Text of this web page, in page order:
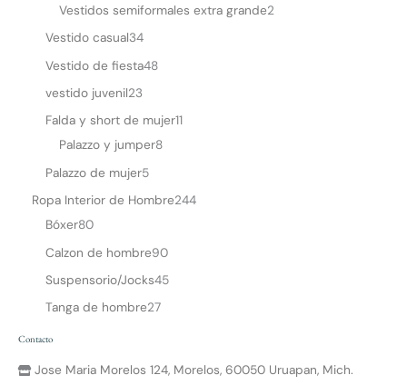
Vestidos semiformales extra grande2
Vestido casual34
Vestido de fiesta48
vestido juvenil23
Falda y short de mujer11
Palazzo y jumper8
Palazzo de mujer5
Ropa Interior de Hombre244
Bóxer80
Calzon de hombre90
Suspensorio/Jocks45
Tanga de hombre27
Contacto
Jose Maria Morelos 124, Morelos, 60050 Uruapan, Mich.